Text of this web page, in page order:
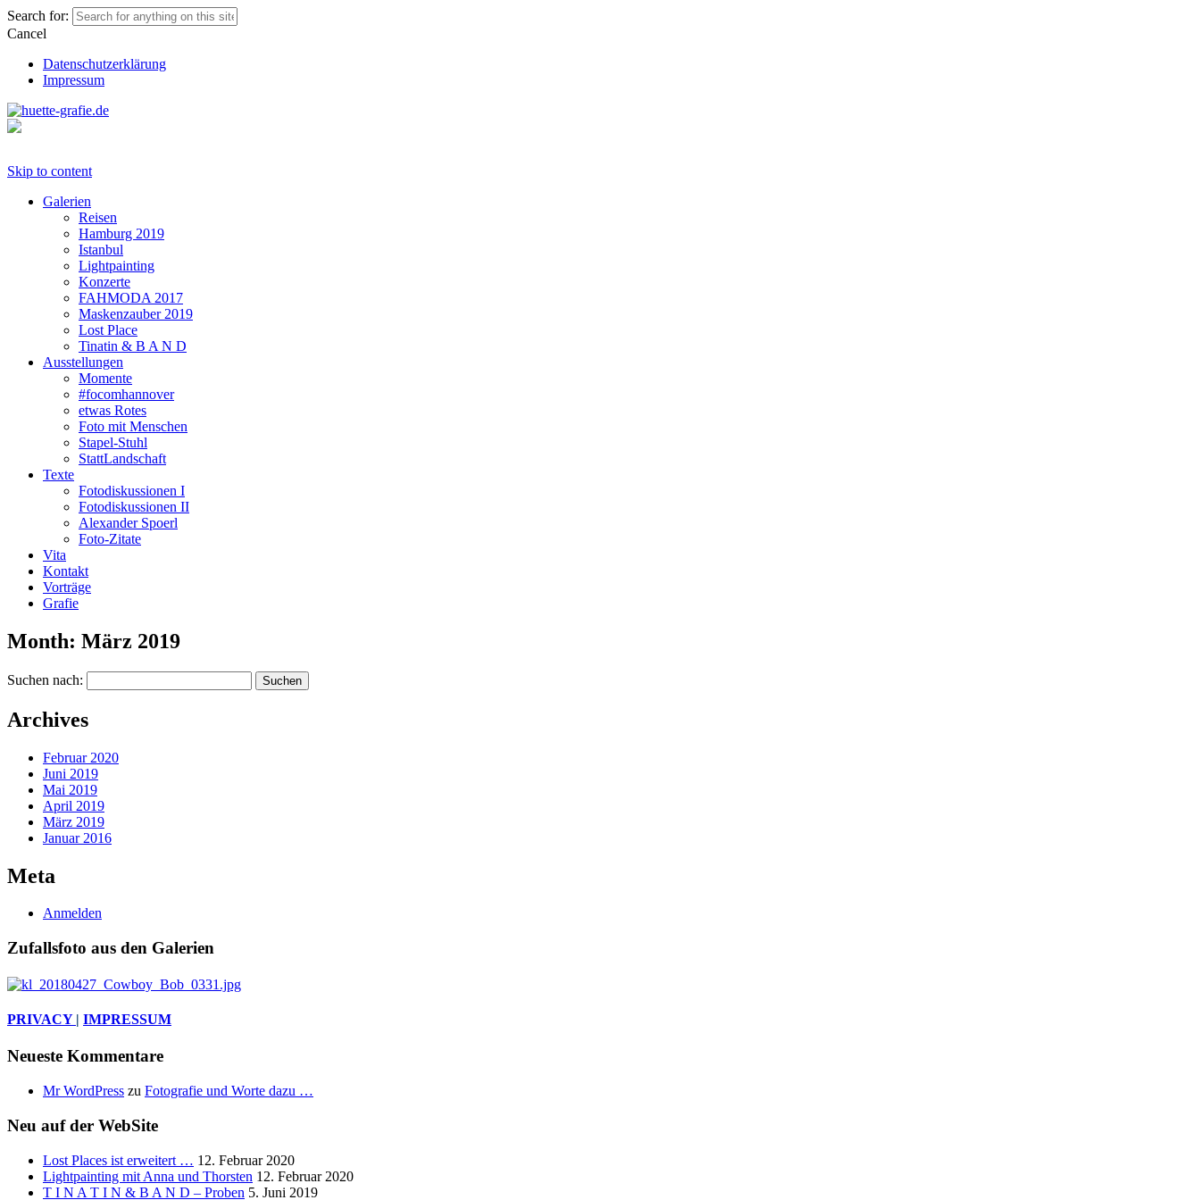
Search for:
Cancel
Datenschutzerklärung
Impressum
Skip to content
Galerien
Reisen
Hamburg 2019
Istanbul
Lightpainting
Konzerte
FAHMODA 2017
Maskenzauber 2019
Lost Place
Tinatin & B A N D
Ausstellungen
Momente
#focomhannover
etwas Rotes
Foto mit Menschen
Stapel-Stuhl
StattLandschaft
Texte
Fotodiskussionen I
Fotodiskussionen II
Alexander Spoerl
Foto-Zitate
Vita
Kontakt
Vorträge
Grafie
Month: März 2019
Suchen nach:
Archives
Februar 2020
Juni 2019
Mai 2019
April 2019
März 2019
Januar 2016
Meta
Anmelden
Zufallsfoto aus den Galerien
PRIVACY | IMPRESSUM
Neueste Kommentare
Mr WordPress zu Fotografie und Worte dazu …
Neu auf der WebSite
Lost Places ist erweitert … 12. Februar 2020
Lightpainting mit Anna und Thorsten 12. Februar 2020
T I N A T I N & B A N D – Proben 5. Juni 2019